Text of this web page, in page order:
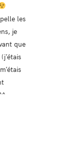
les
je
que